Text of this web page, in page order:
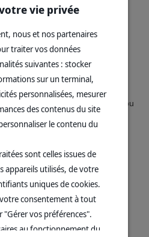
plusieurs pays, couvrant
Amérique du Sud et
de la prévalence
des méthodes PCR
RT-PCR (Real-Time PCR ou
de quantifier la quantité d'ADN ou
ainsi une sensibilité accrue.Le
ISO 17025 depuis 2023, se
bactéries et de virus majeurs
tels que Streptococcus
Ib et III), ou ISKNV (Infectious
brutes permet d'établir la
dans chaque pays. Par
de 2023 (voir Tableau 1)
importantes pour certaines
noatunensisen Asie du Sud-Est
vie privée
nous et nos partenaires
traiter vos données
suivantes : stocker
sur un terminal,
personnalisées, mesurer
des contenus du site
le contenu du
sont celles issues de
appareils utilisés, de votre
uniques de cookies.
consentement à tout
vos préférences".
au fonctionnement du